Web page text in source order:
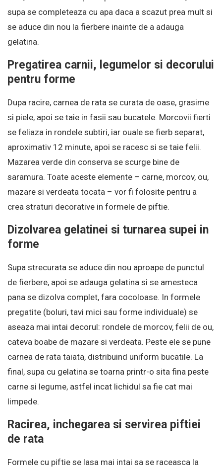
supa se completeaza cu apa daca a scazut prea mult si
se aduce din nou la fierbere inainte de a adauga
gelatina.
Pregatirea carnii, legumelor si decorului
pentru forme
Dupa racire, carnea de rata se curata de oase, grasime
si piele, apoi se taie in fasii sau bucatele. Morcovii fierti
se feliaza in rondele subtiri, iar ouale se fierb separat,
aproximativ 12 minute, apoi se racesc si se taie felii.
Mazarea verde din conserva se scurge bine de
saramura. Toate aceste elemente – carne, morcov, ou,
mazare si verdeata tocata – vor fi folosite pentru a
crea straturi decorative in formele de piftie.
Dizolvarea gelatinei si turnarea supei in
forme
Supa strecurata se aduce din nou aproape de punctul
de fierbere, apoi se adauga gelatina si se amesteca
pana se dizolva complet, fara cocoloase. In formele
pregatite (boluri, tavi mici sau forme individuale) se
aseaza mai intai decorul: rondele de morcov, felii de ou,
cateva boabe de mazare si verdeata. Peste ele se pune
carnea de rata taiata, distribuind uniform bucatile. La
final, supa cu gelatina se toarna printr-o sita fina peste
carne si legume, astfel incat lichidul sa fie cat mai
limpede.
Racirea, inchegarea si servirea piftiei
de rata
Formele cu piftie se lasa mai intai sa se raceasca la